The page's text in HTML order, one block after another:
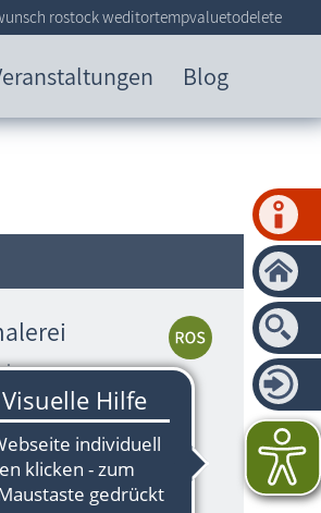
Blog
rostock weditortempvaluetodelete
auf Wunsch